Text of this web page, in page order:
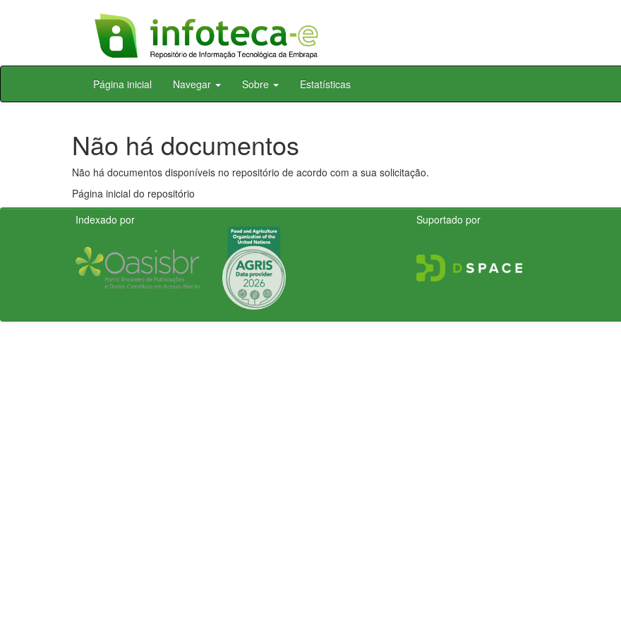
Skip
Página inicial Navegar Sobre Estatísticas
Não há documentos
Não há documentos disponíveis no repositório de acordo com a sua solicitação.
Página inicial do repositório
Indexado por
Suportado por